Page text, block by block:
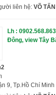
liên hệ: VÕ
Lh :
Đông, view Tây
9, Tp.Hồ Chí Minh